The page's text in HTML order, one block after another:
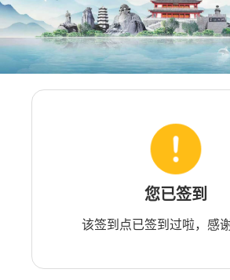
您已签到
该签到点已签到过啦，感谢